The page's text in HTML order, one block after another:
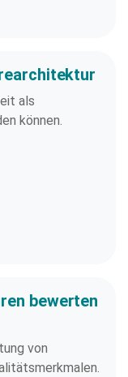
als
können.
bewerten
von